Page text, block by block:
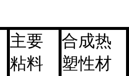
主要
粘料
合成热
塑性材